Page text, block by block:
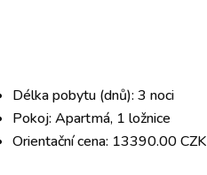
Délka pobytu (dnů): 3 noci
Pokoj: Apartmá, 1 ložnice
Orientační cena: 13390.00 CZK